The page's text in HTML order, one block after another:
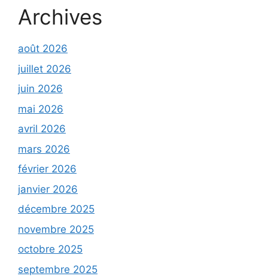
Archives
août 2026
juillet 2026
juin 2026
mai 2026
avril 2026
mars 2026
février 2026
janvier 2026
décembre 2025
novembre 2025
octobre 2025
septembre 2025